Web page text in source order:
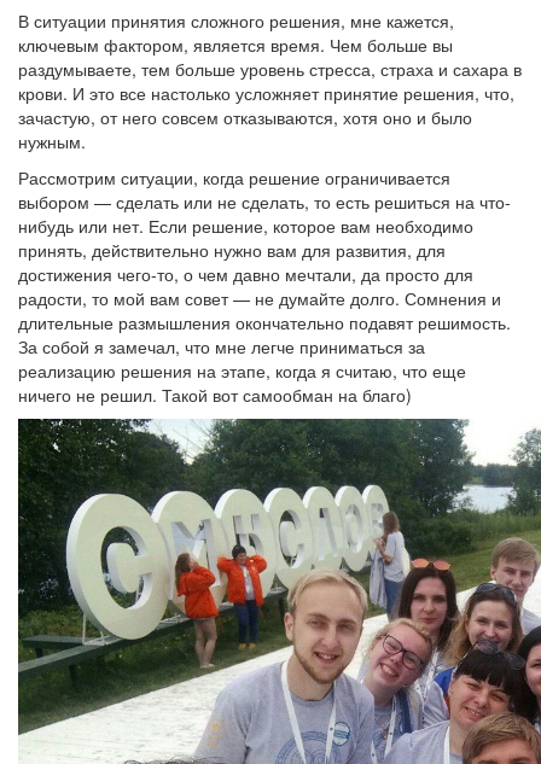
В ситуации принятия сложного решения, мне кажется,
ключевым фактором, является время. Чем больше вы
раздумываете, тем больше уровень стресса, страха и сахара в
крови. И это все настолько усложняет принятие решения, что,
зачастую, от него совсем отказываются, хотя оно и было
нужным.
Рассмотрим ситуации, когда решение ограничивается
выбором — сделать или не сделать, то есть решиться на что-
нибудь или нет. Если решение, которое вам необходимо
принять, действительно нужно вам для развития, для
достижения чего-то, о чем давно мечтали, да просто для
радости, то мой вам совет — не думайте долго. Сомнения и
длительные размышления окончательно подавят решимость.
За собой я замечал, что мне легче приниматься за
реализацию решения на этапе, когда я считаю, что еще
ничего не решил. Такой вот самообман на благо)